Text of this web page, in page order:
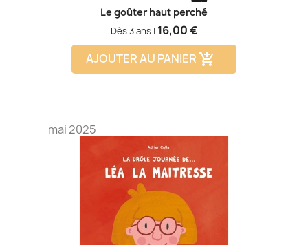
Le goûter haut perché
Dès 3 ans | Prix
16,00 €
AJOUTER AU PANIER add_shopping_cart
mai 2025